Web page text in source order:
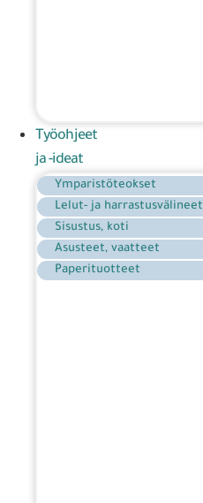
Työohjeet
ja -ideat
Ymparistöteokset
Lelut- ja harrastusvälineet
Sisustus, koti
Asusteet, vaatteet
Paperituotteet